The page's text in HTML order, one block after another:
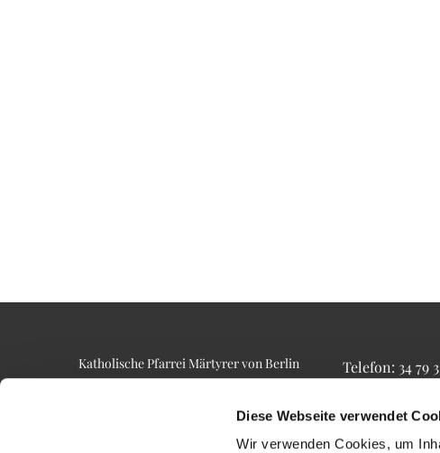
Diese Webseite verwendet
Wir verwenden Cookies, um
Katholische Pfarrei Märtyrer von Berlin
Alt-Lietzow 23
Telefon: 34 79
Email: